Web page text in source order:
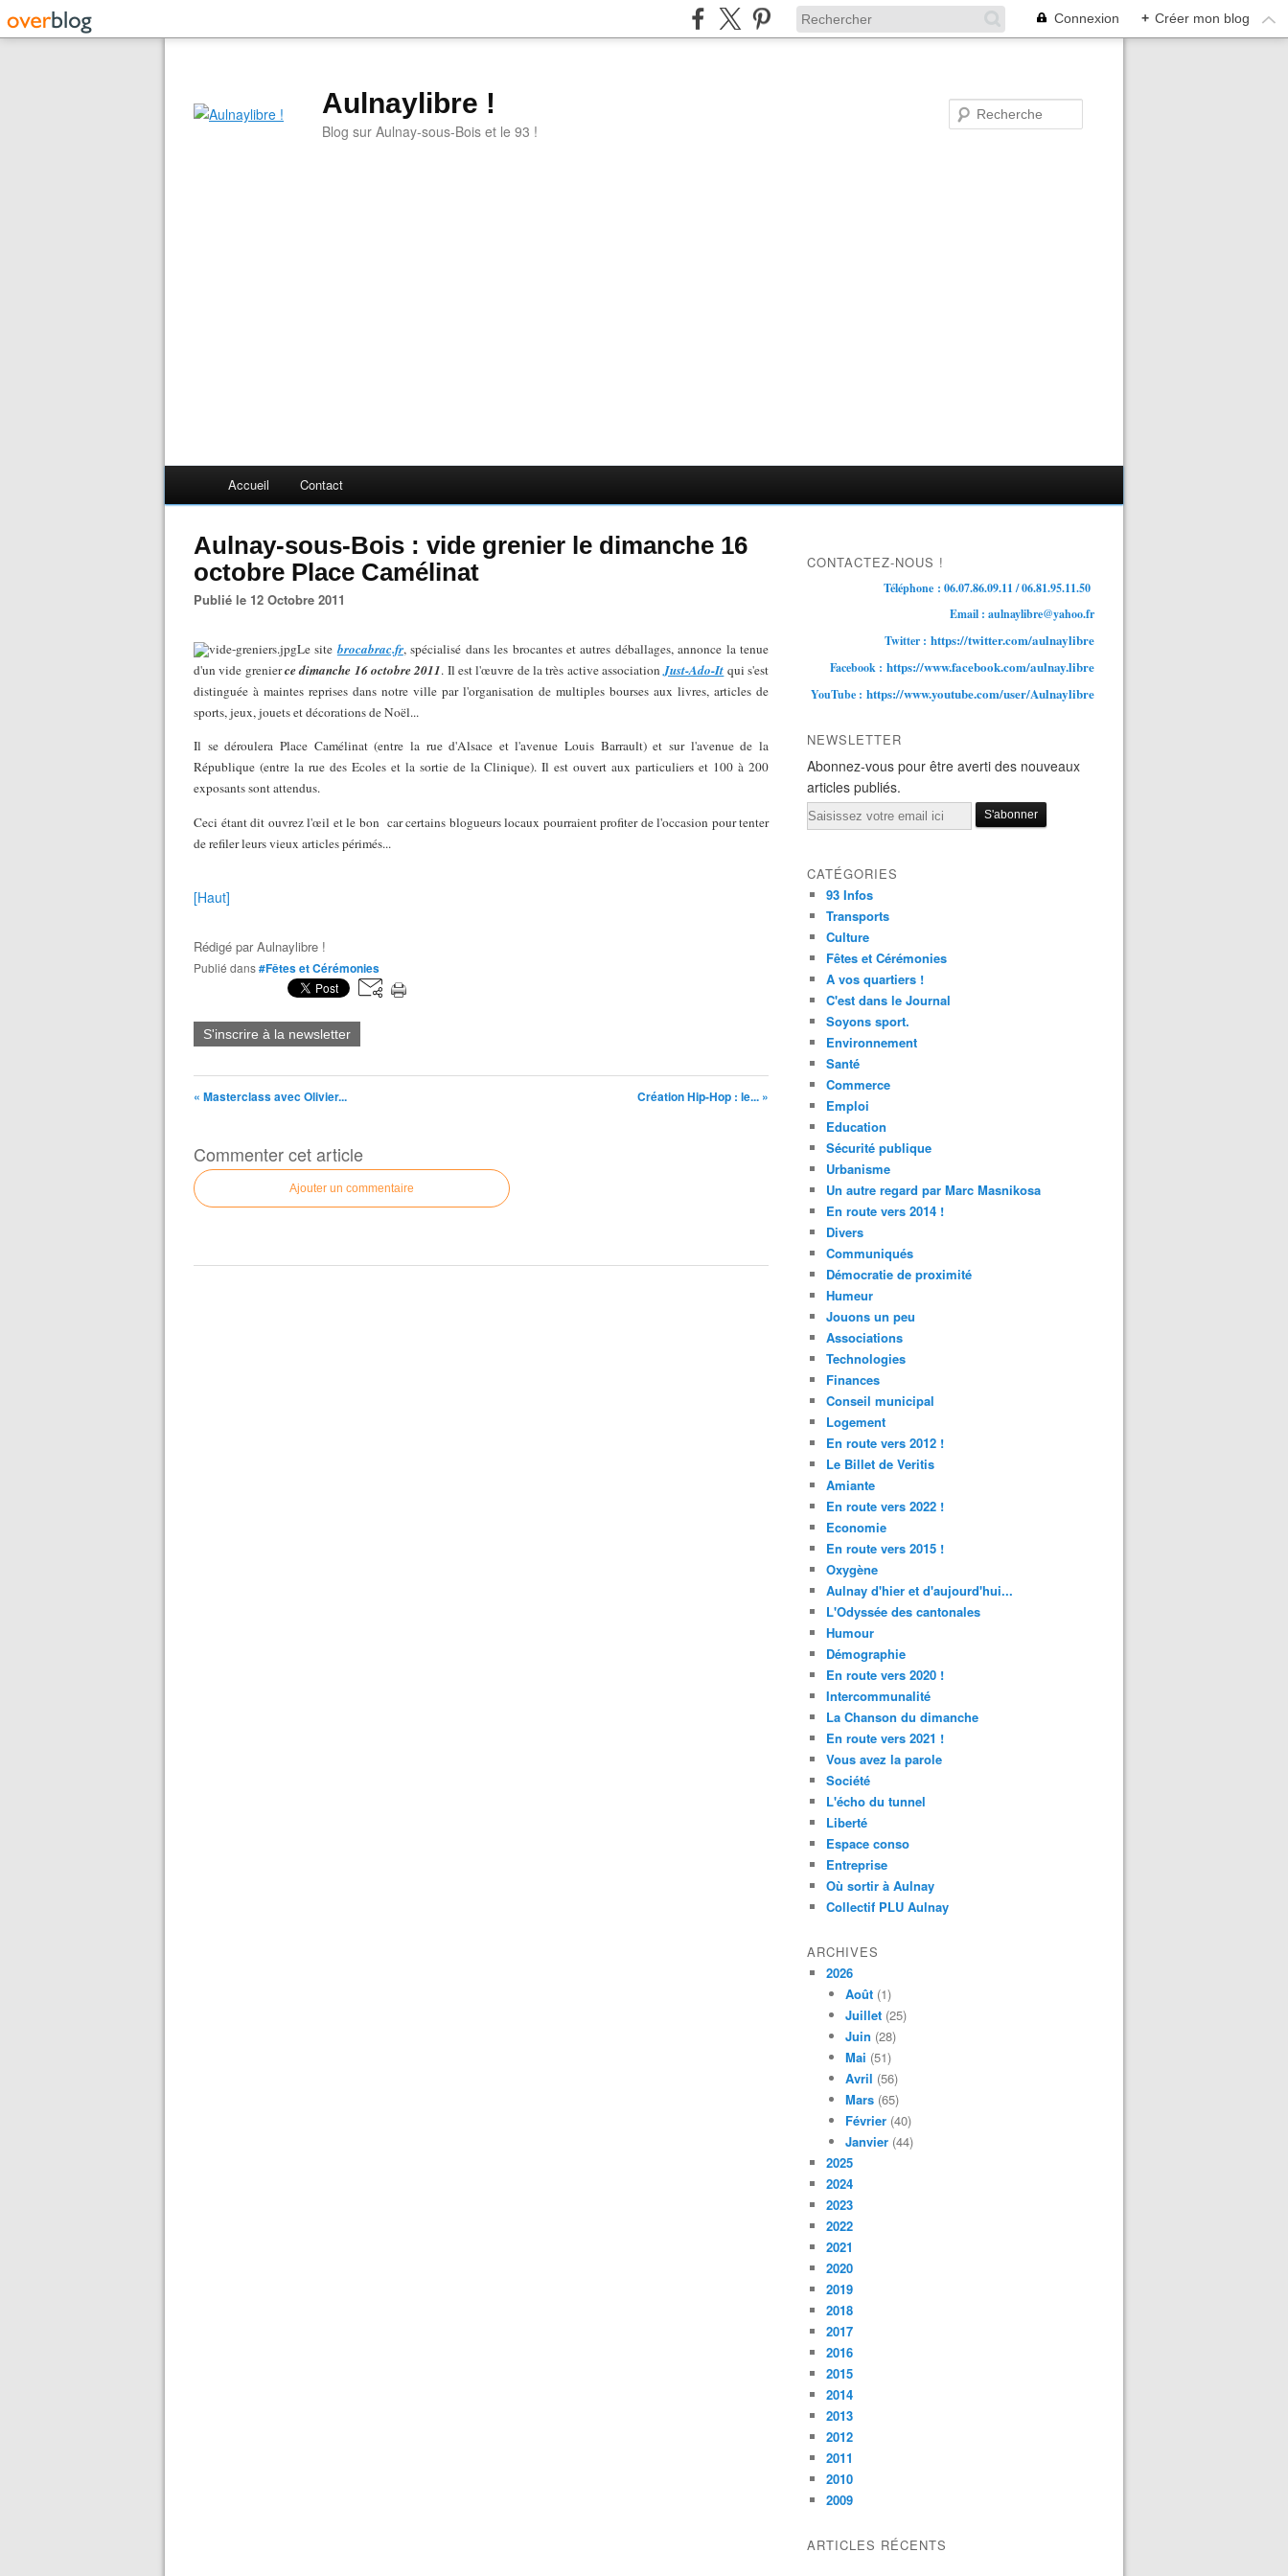
Connexion + Créer mon blog
Aulnaylibre !
Blog sur Aulnay-sous-Bois et le 93 !
Accueil Contact
Aulnay-sous-Bois : vide grenier le dimanche 16
octobre Place Camélinat
Publié le 12 Octobre 2011
Le site brocabrac.fr, spécialisé dans les brocantes et autres déballages, annonce la tenue
d'un vide grenierce dimanche 16 octobre 2011. Il est l'œuvre de la très active associationJust-Ado-It qui s'est
distinguée à maintes reprises dans notre ville par l'organisation de multiples bourses aux livres, articles de
sports, jeux, jouets et décorations de Noël...
Il se déroulera Place Camélinat (entre la rue d'Alsace et l'avenue Louis Barrault) et sur l'avenue de la
République (entre la rue des Ecoles et la sortie de la Clinique). Il est ouvert aux particuliers et 100 à 200
exposants sont attendus.
Ceci étant dit ouvrez l'œil et le bon car certains blogueurs locaux pourraient profiter de l'occasion pour tenter
de refiler leurs vieux articles périmés...
[Haut]
Rédigé parAulnaylibre !
Publié dans#Fêtes et Cérémonies
S'inscrire à la newsletter
« Masterclass avec Olivier... Création Hip-Hop : le... »
Commenter cet article
Ajouter un commentaire
CONTACTEZ-NOUS !
Téléphone : 06.07.86.09.11 / 06.81.95.11.50
Email : aulnaylibre@yahoo.fr
Twitter : https://twitter.com/aulnaylibre
Facebook : https://www.facebook.com/aulnay.libre
YouTube : https://www.youtube.com/user/Aulnaylibre
NEWSLETTER
Abonnez-vous pour être averti des nouveaux
articles publiés.
Email
CATÉGORIES
93 Infos
Transports
Culture
Fêtes et Cérémonies
A vos quartiers !
C'est dans le Journal
Soyons sport.
Environnement
Santé
Commerce
Emploi
Education
Sécurité publique
Urbanisme
Un autre regard par Marc Masnikosa
En route vers 2014 !
Divers
Communiqués
Démocratie de proximité
Humeur
Jouons un peu
Associations
Technologies
Finances
Conseil municipal
Logement
En route vers 2012 !
Le Billet de Veritis
Amiante
En route vers 2022 !
Economie
En route vers 2015 !
Oxygène
Aulnay d'hier et d'aujourd'hui...
L'Odyssée des cantonales
Humour
Démographie
En route vers 2020 !
Intercommunalité
La Chanson du dimanche
En route vers 2021 !
Vous avez la parole
Société
L'écho du tunnel
Liberté
Espace conso
Entreprise
Où sortir à Aulnay
Collectif PLU Aulnay
ARCHIVES
2026
Août (1)
Juillet (25)
Juin (28)
Mai (51)
Avril (56)
Mars (65)
Février (40)
Janvier (44)
2025
2024
2023
2022
2021
2020
2019
2018
2017
2016
2015
2014
2013
2012
2011
2010
2009
ARTICLES RÉCENTS